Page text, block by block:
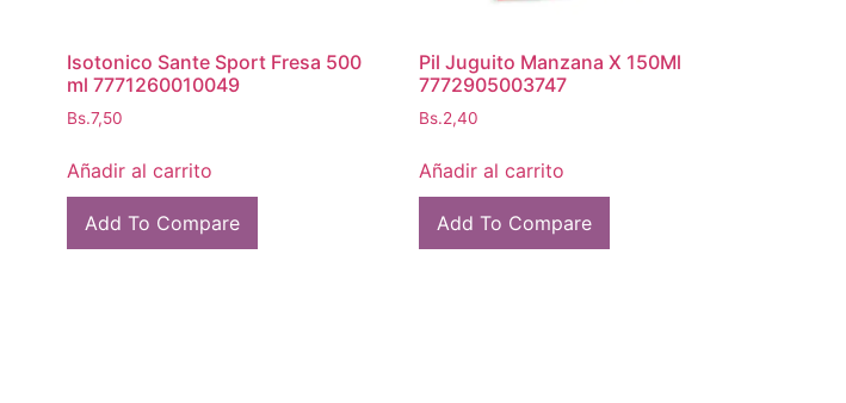
Isotonico Sante Sport Fresa 500
ml 7771260010049
Bs.7,50
Añadir al carrito
Add To Compare
Pil Juguito Manzana X 150Ml
7772905003747
Bs.2,40
Añadir al carrito
Add To Compare